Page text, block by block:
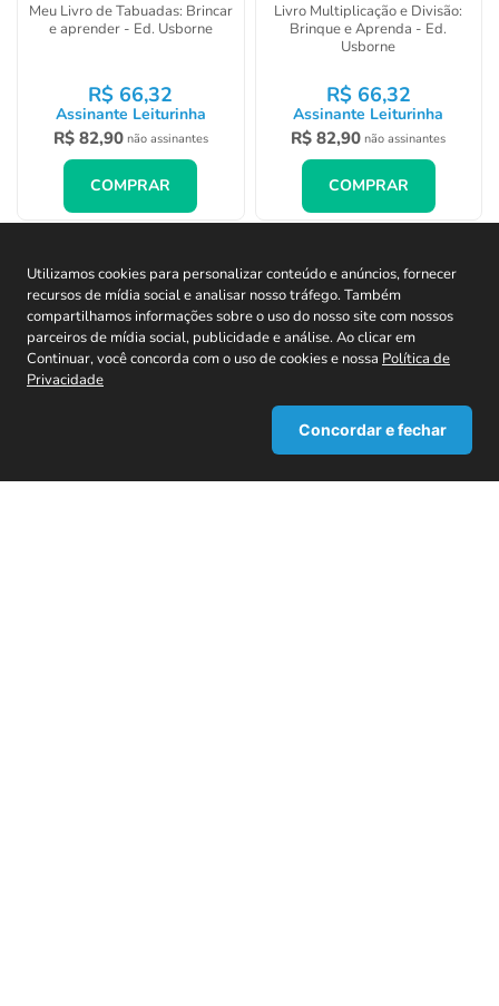
Utilizamos cookies para personalizar conteúdo e anúncios, fornecer
recursos de mídia social e analisar nosso tráfego. Também
compartilhamos informações sobre o uso do nosso site com nossos
parceiros de mídia social, publicidade e análise. Ao clicar em
Continuar, você concorda com o uso de cookies e nossa Política de
Privacidade
Concordar e fechar
Meu Livro de Tabuadas: Brincar
e aprender - Ed. Usborne
R$ 66,32
Assinante Leiturinha
R$ 82,90 não assinantes
COMPRAR
Livro Multiplicação e Divisão:
Brinque e Aprenda - Ed.
Usborne
R$ 66,32
Assinante Leiturinha
R$ 82,90 não assinantes
COMPRAR
CADASTRE-SE EM NOSSA NEWSLETTER E
RECEBA TODAS AS NOVIDADES!